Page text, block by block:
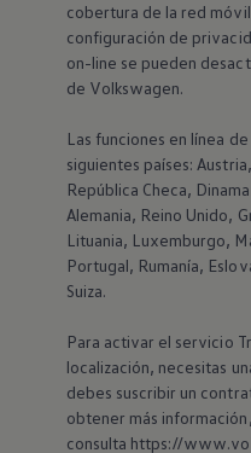
cobertura de la red
configuración de
on-line se pueden
de Volkswagen.
Las funciones en línea
siguientes países:
República Checa,
Alemania, Reino Unido,
Lituania, Luxemburgo,
Portugal, Rumanía,
Suiza.
Para activar el servicio
localización, necesitas
debes suscribir un
obtener más información,
consulta https://